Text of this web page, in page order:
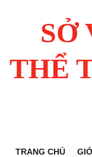
SỞ
THỂ
TRANG CHỦ